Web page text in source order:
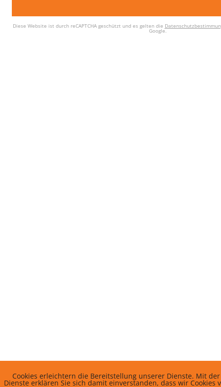
Diese Website ist durch reCAPTCHA geschützt und es gelten die
Google.
Cookies erleichtern die Bereitstellung unserer Dienste. Mit
Dienste erklären Sie sich damit einverstanden, dass wir Cookies